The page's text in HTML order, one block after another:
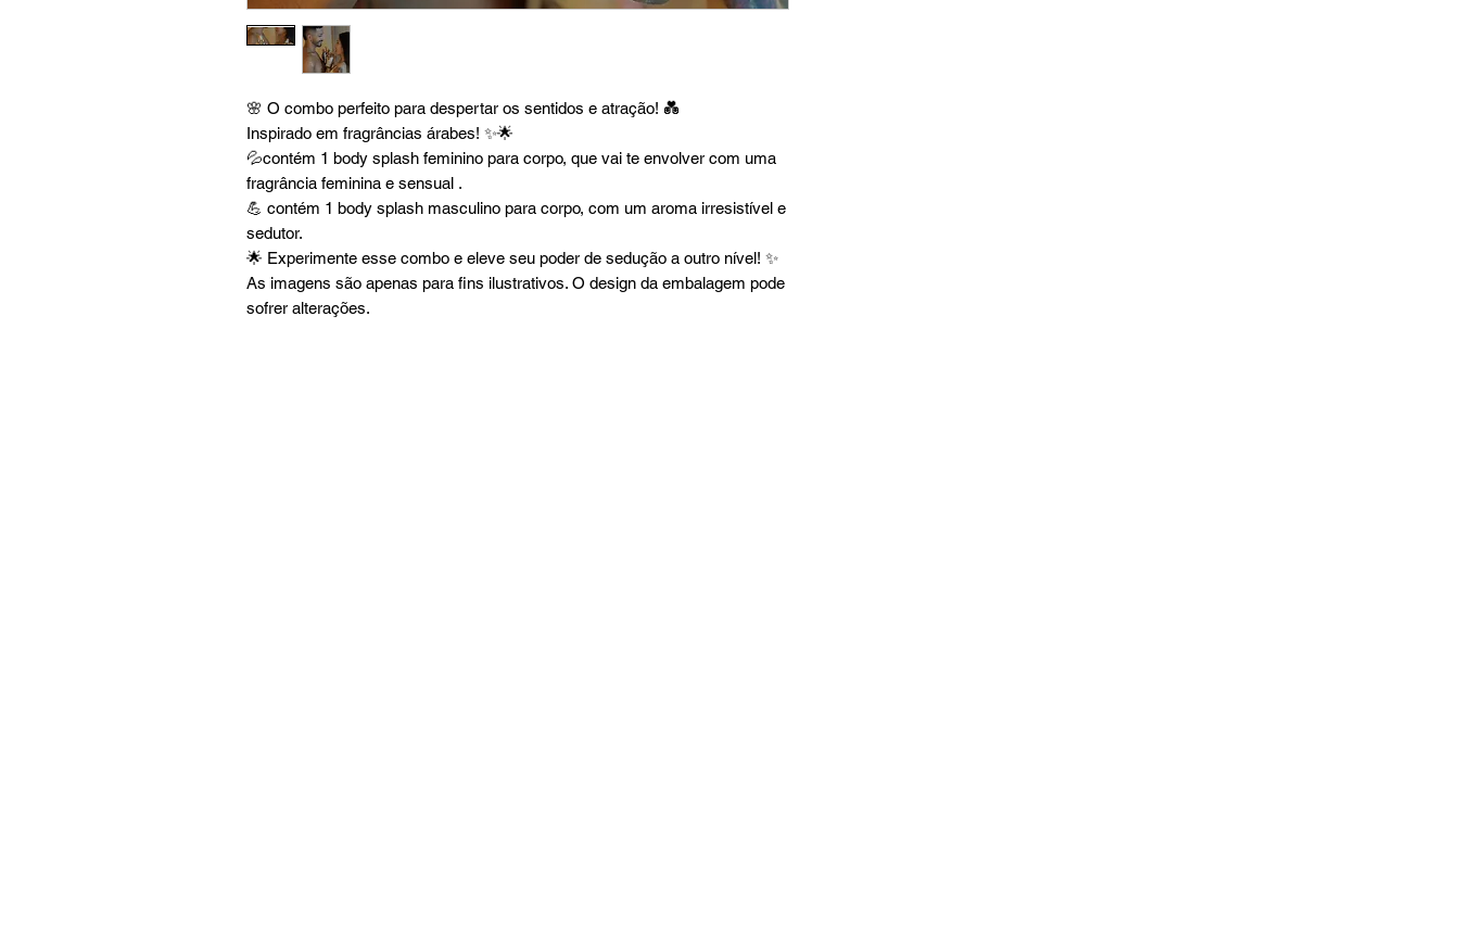
🌸 O combo perfeito para despertar os sentidos e atração! 💑
Inspirado em fragrâncias árabes! ✨🌟
💦contém 1 body splash feminino para corpo, que vai te envolver com uma
fragrância feminina e sensual .
💪 contém 1 body splash masculino para corpo, com um aroma irresistível e
sedutor.
🌟 Experimente esse combo e eleve seu poder de sedução a outro nível! ✨
As imagens são apenas para fins ilustrativos. O design da embalagem pode
sofrer alterações.